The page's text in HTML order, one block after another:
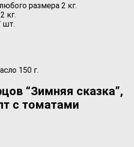
размера 2 кг.
кг.
шт.
150 г.
“Зимняя сказка”,
с томатами